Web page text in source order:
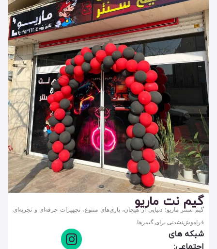
استخر
بیلیارد
پارک
شهربازی
گیم سنتر و گیم نت
مجموعه تفریحی
گیم نت ماریو
گیم سنتر ماریو؛ دنیایی از هیجان، بازی‌های متنوع، تجهیزات حرفه‌ای و تجربه‌ای
فراموش‌نشدنی برای گیمرها.
شبکه های